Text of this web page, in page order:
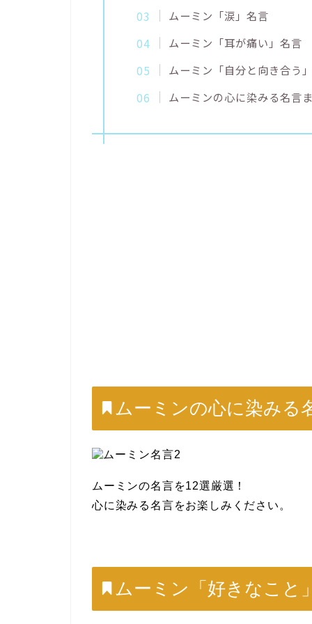
ムーミン「涙」名言
ムーミン「耳が痛い」名言
ムーミン「自分と向き合う
ムーミンの心に染みる名言
ムーミンの心に染みる
ムーミンの名言を12選厳選！
心に染みる名言をお楽しみください。
ムーミン「好きなこと